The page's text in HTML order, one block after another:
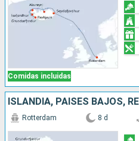
Comidas incluidas
Rotterdam 8 d